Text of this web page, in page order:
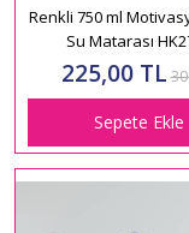
Renkli 750 ml
Su Matarası
225,00 TL
Sepete Ekle